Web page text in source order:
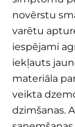
novērstu
varētu
iespējami
iekļauts
materiāla
veikta
dzimšanas.